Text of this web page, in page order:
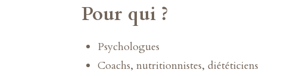
Pour qui ?
Psychologues
Coachs, nutritionnistes, diététiciens